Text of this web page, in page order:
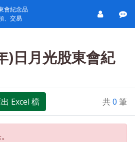
會紀念品
、交易
)日月光股東會紀
Excel 檔 共0 筆